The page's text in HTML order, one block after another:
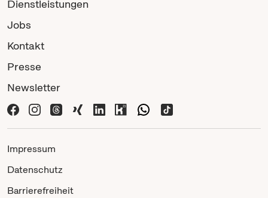
Dienstleistungen
Jobs
Kontakt
Presse
Newsletter
Impressum
Datenschutz
Barrierefreiheit